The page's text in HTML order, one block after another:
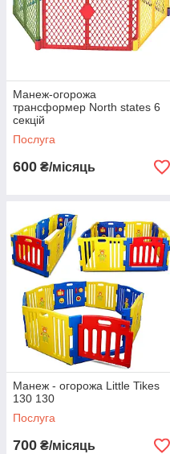
Манеж-огорожа
трансформер North states 6
секцій
Послуга
600 ₴/місяць
Манеж - огорожа Little Tikes
130 130
Послуга
700 ₴/місяць